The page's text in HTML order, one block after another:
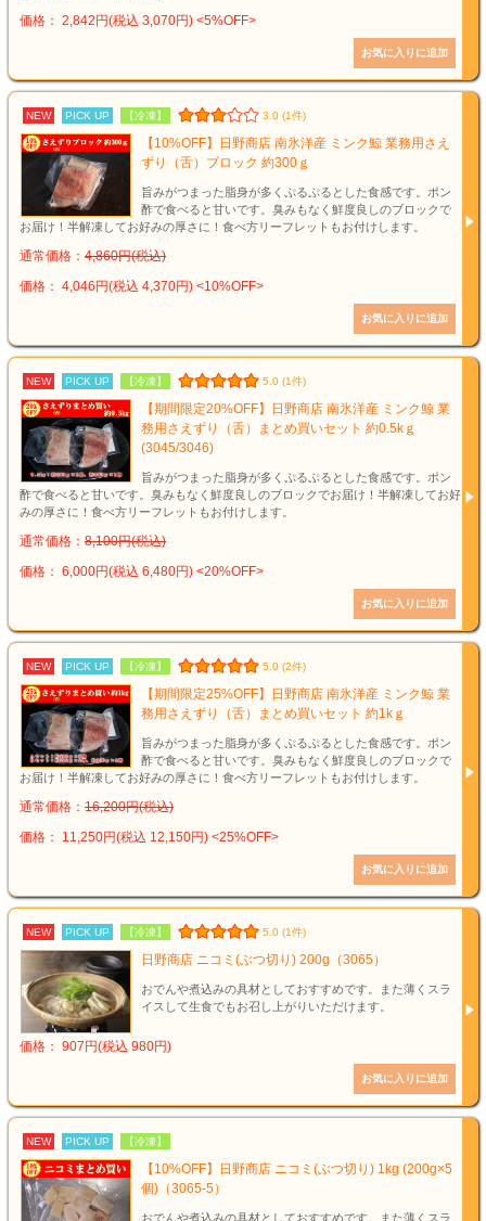
価格： 2,842円(税込 3,070円) <5%OFF>
NEW PICK UP 【冷凍】 3.0 (1件)
【10%OFF】日野商店 南氷洋産 ミンク鯨 業務用さえ
ずり（舌）ブロック 約300ｇ
旨みがつまった脂身が多くぷるぷるとした食感です。ポン
酢で食べると甘いです。臭みもなく鮮度良しのブロックで
お届け！半解凍してお好みの厚さに！食べ方リーフレットもお付けします。
通常価格： 4,860円(税込)
価格： 4,046円(税込 4,370円) <10%OFF>
NEW PICK UP 【冷凍】 5.0 (1件)
【期間限定20%OFF】日野商店 南氷洋産 ミンク鯨 業
務用さえずり（舌）まとめ買いセット 約0.5kｇ
(3045/3046)
旨みがつまった脂身が多くぷるぷるとした食感です。ポン
酢で食べると甘いです。臭みもなく鮮度良しのブロックでお届け！半解凍してお好
みの厚さに！食べ方リーフレットもお付けします。
通常価格： 8,100円(税込)
価格： 6,000円(税込 6,480円) <20%OFF>
NEW PICK UP 【冷凍】 5.0 (2件)
【期間限定25%OFF】日野商店 南氷洋産 ミンク鯨 業
務用さえずり（舌）まとめ買いセット 約1kｇ
旨みがつまった脂身が多くぷるぷるとした食感です。ポン
酢で食べると甘いです。臭みもなく鮮度良しのブロックで
お届け！半解凍してお好みの厚さに！食べ方リーフレットもお付けします。
通常価格： 16,200円(税込)
価格： 11,250円(税込 12,150円) <25%OFF>
NEW PICK UP 【冷凍】 5.0 (1件)
日野商店 ニコミ(ぶつ切り) 200g（3065）
おでんや煮込みの具材としておすすめです。また薄くスラ
イスして生食でもお召し上がりいただけます。
価格： 907円(税込 980円)
NEW PICK UP 【冷凍】
【10%OFF】日野商店 ニコミ(ぶつ切り) 1kg (200g×5
個)（3065-5）
おでんや煮込みの具材としておすすめです。また薄くスラ